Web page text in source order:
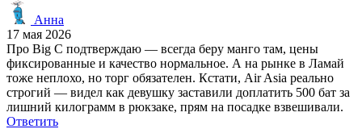
Анна
17 мая 2026
Про Big C подтверждаю — всегда беру манго там, цены
фиксированные и качество нормальное. А на рынке в Ламай
тоже неплохо, но торг обязателен. Кстати, Air Asia реально
строгий — видел как девушку заставили доплатить 500 бат за
лишний килограмм в рюкзаке, прям на посадке взвешивали.
Ответить